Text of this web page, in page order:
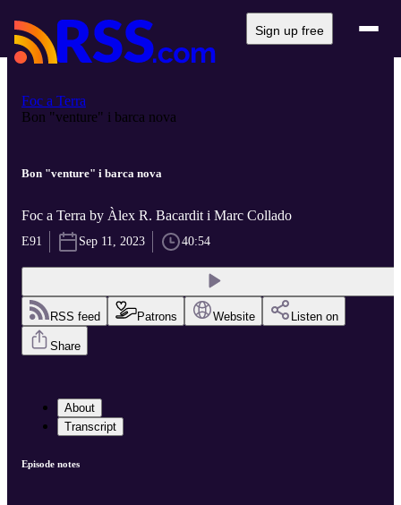
Sign up free
Foc a Terra
Bon "venture" i barca nova
Bon "venture" i barca nova
Foc a Terra by Àlex R. Bacardit i Marc Collado
E91 Sep 11, 2023 40:54
RSS feed Patrons Website Listen on
Share
About
Transcript
Episode notes